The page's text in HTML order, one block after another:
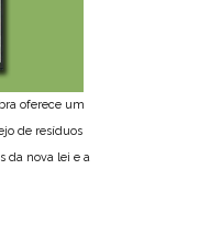
oferece um
de resíduos
da nova lei e a